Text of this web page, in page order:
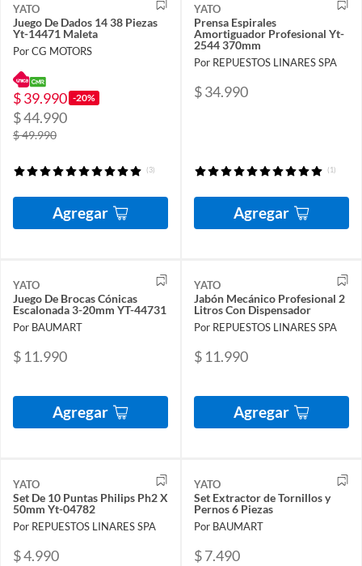
YATO
Juego De Dados 14 38 Piezas
Yt-14471 Maleta
Por CG MOTORS
$ 39.990 -20%
$ 44.990
$ 49.990
(3)
Agregar
YATO
Prensa Espirales
Amortiguador Profesional Yt-
2544 370mm
Por REPUESTOS LINARES SPA
$ 34.990
(1)
Agregar
YATO
Juego De Brocas Cónicas
Escalonada 3-20mm YT-44731
Por BAUMART
$ 11.990
Agregar
YATO
Jabón Mecánico Profesional 2
Litros Con Dispensador
Por REPUESTOS LINARES SPA
$ 11.990
Agregar
YATO
Set De 10 Puntas Philips Ph2 X
50mm Yt-04782
Por REPUESTOS LINARES SPA
$ 4.990
YATO
Set Extractor de Tornillos y
Pernos 6 Piezas
Por BAUMART
$ 7.490